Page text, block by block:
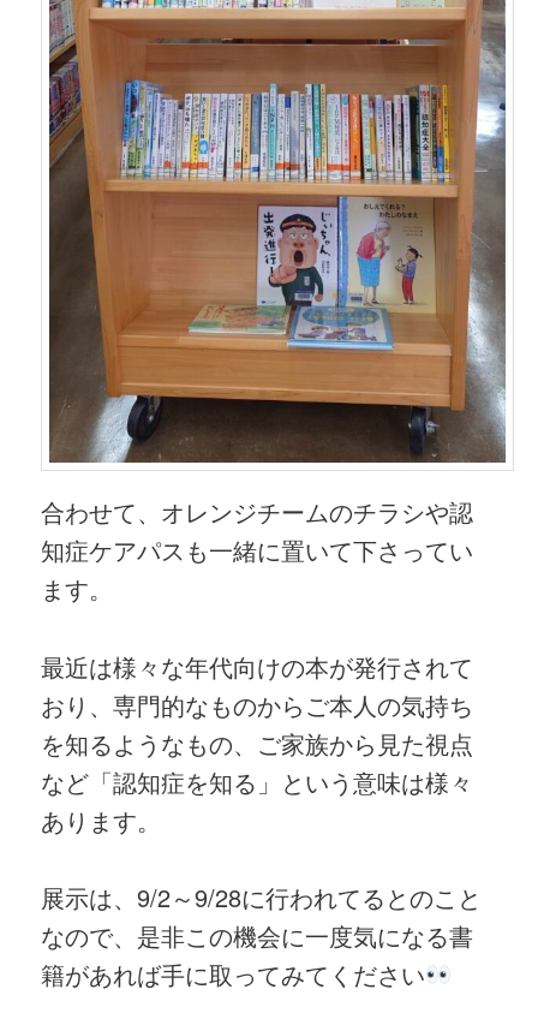
合わせて、オレンジチームのチラシや認
知症ケアパスも一緒に置いて下さってい
ます。
最近は様々な年代向けの本が発行されて
おり、専門的なものからご本人の気持ち
を知るようなもの、ご家族から見た視点
など「認知症を知る」という意味は様々
あります。
展示は、9/2～9/28に行われてるとのこと
なので、是非この機会に一度気になる書
籍があれば手に取ってみてください